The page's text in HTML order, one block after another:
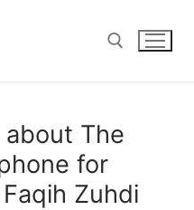
about The
for
Zuhdi